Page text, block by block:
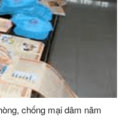
chống mại dâm năm